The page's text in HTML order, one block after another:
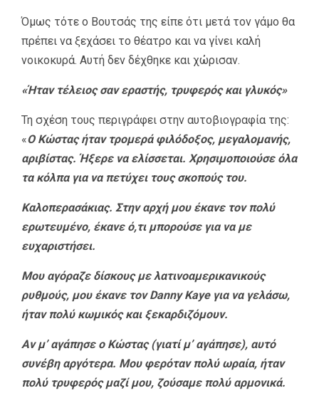
Όμως τότε ο Βουτσάς της είπε ότι μετά τον γάμο θα
πρέπει να ξεχάσει το θέατρο και να γίνει καλή
νοικοκυρά. Αυτή δεν δέχθηκε και χώρισαν.
«Ήταν τέλειος σαν εραστής, τρυφερός και γλυκός»
Τη σχέση τους περιγράφει στην αυτοβιογραφία της:
«Ο Κώστας ήταν τρομερά φιλόδοξος, μεγαλομανής,
αριβίστας. Ήξερε να ελίσσεται. Χρησιμοποιούσε όλα
τα κόλπα για να πετύχει τους σκοπούς του.
Καλοπερασάκιας. Στην αρχή μου έκανε τον πολύ
ερωτευμένο, έκανε ό,τι μπορούσε για να με
ευχαριστήσει.
Μου αγόραζε δίσκους με λατινοαμερικανικούς
ρυθμούς, μου έκανε τον Danny Kaye για να γελάσω,
ήταν πολύ κωμικός και ξεκαρδιζόμουν.
Αν μ’ αγάπησε ο Κώστας (γιατί μ’ αγάπησε), αυτό
συνέβη αργότερα. Μου φερόταν πολύ ωραία, ήταν
πολύ τρυφερός μαζί μου, ζούσαμε πολύ αρμονικά.